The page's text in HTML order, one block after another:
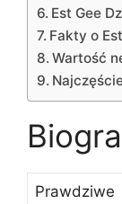
Est Gee
Fakty o
Wartość
Prawdziwe